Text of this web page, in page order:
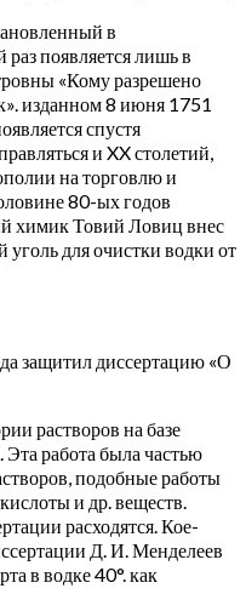
в
появляется лишь в
«Кому разрешено
изданном 8 июня 1751
спустя
и XX столетий,
на торговлю и
80-ых годов
химик Товий Ловиц внес
для очистки водки от
защитил диссертацию «О
растворов на базе
Эта работа была частью
подобные работы
и др. веществ.
расходятся. Кое-
Д. И. Менделеев
в водке 40°. как